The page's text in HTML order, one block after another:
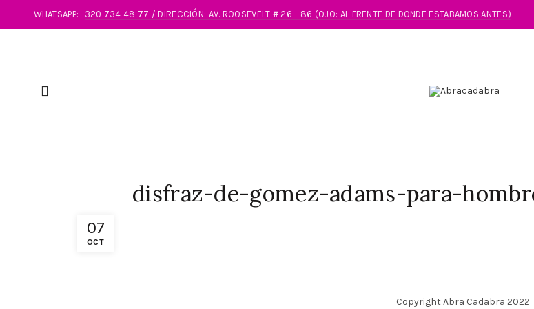
WHATSAPP: 320 734 48 77 / DIRECCIÓN: AV. ROOSEVELT # 26 - 86 (OJO: AL FRENTE DE DONDE ESTABAMOS ANTES)
07
OCT
disfraz-de-gomez-adams-para-
Copyright Abra Cadabra 2022